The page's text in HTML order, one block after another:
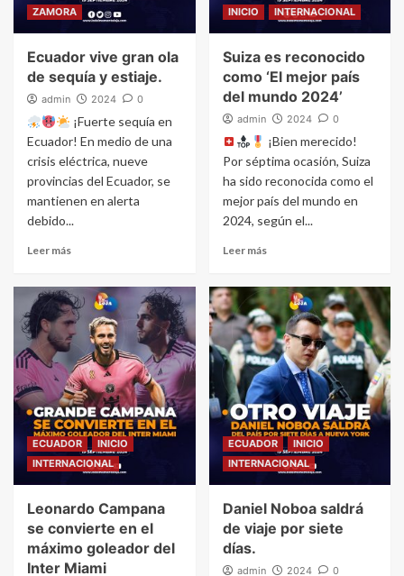
ZAMORA
Ecuador vive gran ola
de sequía y estiaje.
admin 2024 0
¡Fuerte sequía en
Ecuador! En medio de una
crisis eléctrica, nueve
provincias del Ecuador, se
mantienen en alerta
debido...
Leer más
INICIO INTERNACIONAL
Suiza es reconocido
como ‘El mejor país
del mundo 2024’
admin 2024 0
¡Bien merecido!
Por séptima ocasión, Suiza
ha sido reconocida como el
mejor país del mundo en
2024, según el...
Leer más
ECUADOR
INICIO
INTERNACIONAL
Leonardo Campana
se convierte en el
máximo goleador del
Inter Miami
ECUADOR
INICIO
INTERNACIONAL
Daniel Noboa saldrá
de viaje por siete
días.
admin 2024 0